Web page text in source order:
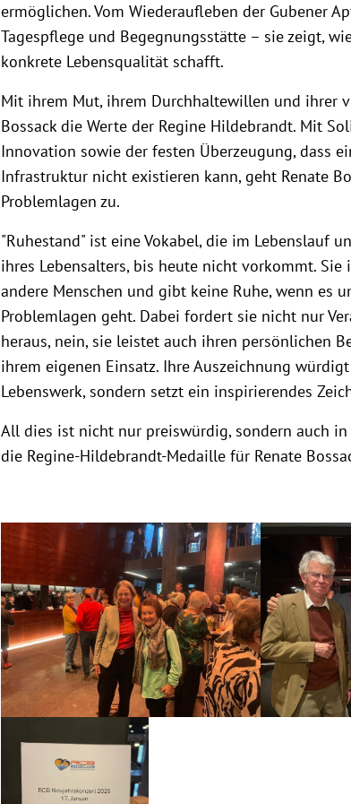
ermöglichen. Vom Wiederaufleben der Gubener
Tagespflege und Begegnungsstätte – sie zeigt,
konkrete Lebensqualität schafft.
Mit ihrem Mut, ihrem Durchhaltewillen und ihrer
Bossack die Werte der Regine Hildebrandt. Mit
Innovation sowie der festen Überzeugung, dass
Infrastruktur nicht existieren kann, geht Renate
Problemlagen zu.
"Ruhestand" ist eine Vokabel, die im Lebenslauf
ihres Lebensalters, bis heute nicht vorkommt.
andere Menschen und gibt keine Ruhe, wenn es
Problemlagen geht. Dabei fordert sie nicht nur
heraus, nein, sie leistet auch ihren persönlichen
ihrem eigenen Einsatz. Ihre Auszeichnung
Lebenswerk, sondern setzt ein inspirierendes
All dies ist nicht nur preiswürdig, sondern auch
die Regine-Hildebrandt-Medaille für Renate